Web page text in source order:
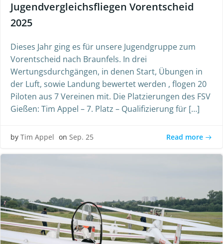
Jugendvergleichsfliegen Vorentscheid
2025
Dieses Jahr ging es für unsere Jugendgruppe zum
Vorentscheid nach Braunfels. In drei
Wertungsdurchgängen, in denen Start, Übungen in
der Luft, sowie Landung bewertet werden , flogen 20
Piloten aus 7 Vereinen mit. Die Platzierungen des FSV
Gießen: Tim Appel – 7. Platz – Qualifizierung für […]
by Tim Appel on Sep. 25 Read more